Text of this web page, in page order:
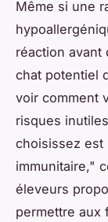
Même si une
réaction avant
chat potentiel
voir comment
risques
choisissez est
immunitaire,"
éleveurs
permettre aux